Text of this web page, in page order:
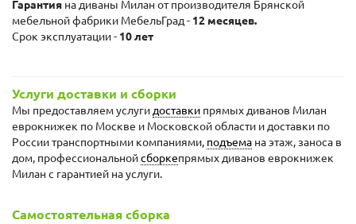
Гарантия на диваны Милан от производителя Брянской
мебельной фабрики МебельГрад - 12 месяцев.
Срок эксплуатации - 10 лет
Услуги доставки и сборки
Мы предоставляем услугидоставки прямых диванов Милан
еврокнижек по Москве и Московской области и доставки по
России транспортными компаниями, подъема на этаж, заноса в
дом, профессиональнойсборкепрямых диванов еврокнижек
Милан с гарантией на услуги.
Самостоятельная сборка